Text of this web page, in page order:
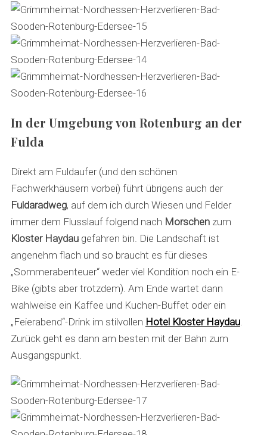
In der Umgebung von Rotenburg an der
Fulda
Direkt am Fuldaufer (und den schönen
Fachwerkhäusern vorbei) führt übrigens auch der
Fuldaradweg, auf dem ich durch Wiesen und Felder
immer dem Flusslauf folgend nach Morschenzum
Kloster Haydaugefahren bin. Die Landschaft ist
angenehm flach und so braucht es für dieses
„Sommerabenteuer“ weder viel Kondition noch ein E-
Bike (gibts aber trotzdem). Am Ende wartet dann
wahlweise ein Kaffee und Kuchen-Buffet oder ein
„Feierabend“-Drink im stilvollen Hotel Kloster Haydau.
Zurück geht es dann am besten mit der Bahn zum
Ausgangspunkt.